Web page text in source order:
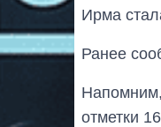
Ирма
Ранее
Напомним,
отметки